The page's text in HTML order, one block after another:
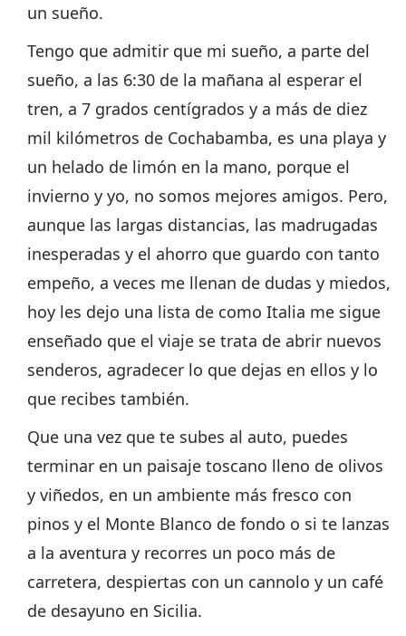
un sueño.
Tengo que admitir que mi sueño, a parte del
sueño, a las 6:30 de la mañana al esperar el
tren, a 7 grados centígrados y a más de diez
mil kilómetros de Cochabamba, es una playa y
un helado de limón en la mano, porque el
invierno y yo, no somos mejores amigos. Pero,
aunque las largas distancias, las madrugadas
inesperadas y el ahorro que guardo con tanto
empeño, a veces me llenan de dudas y miedos,
hoy les dejo una lista de como Italia me sigue
enseñado que el viaje se trata de abrir nuevos
senderos, agradecer lo que dejas en ellos y lo
que recibes también.
Que una vez que te subes al auto, puedes
terminar en un paisaje toscano lleno de olivos
y viñedos, en un ambiente más fresco con
pinos y el Monte Blanco de fondo o si te lanzas
a la aventura y recorres un poco más de
carretera, despiertas con un cannolo y un café
de desayuno en Sicilia.